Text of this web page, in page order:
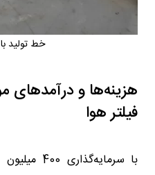
خط تولید با 400
هزینه‌ها و درآمدهای
فیلتر هوا
با